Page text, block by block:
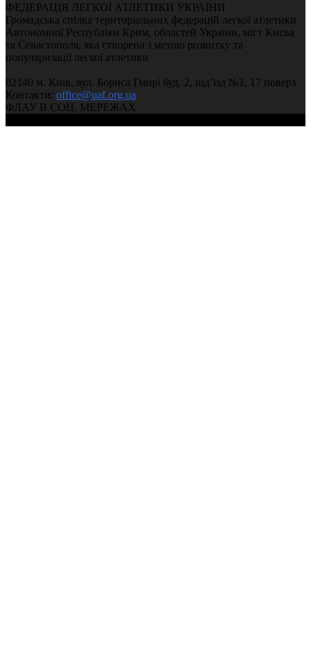
ФЕДЕРАЦІЯ ЛЕГКОЇ АТЛЕТИКИ УКРАЇНИ
Громадська спілка територіальних федерацій легкої атлетики
Автономної Республіки Крим, областей України, міст Києва
та Севастополя, яка створена з метою розвитку та
популяризації легкої атлетики
02140 м. Київ, вул. Бориса Гмирі буд. 2, під’їзд №1, 17 поверх
Контакти: office@uaf.org.ua
ФЛАУ В СОЦ. МЕРЕЖАХ